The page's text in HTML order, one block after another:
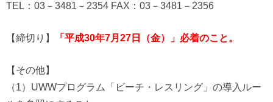
TEL：03－3481－2354 FAX：03－3481－2356
【締切り】 「平成30年7月27日（金）」必着のこと。
【その他】
（1）UWWプログラム「ビーチ・レスリング」の導入ルー